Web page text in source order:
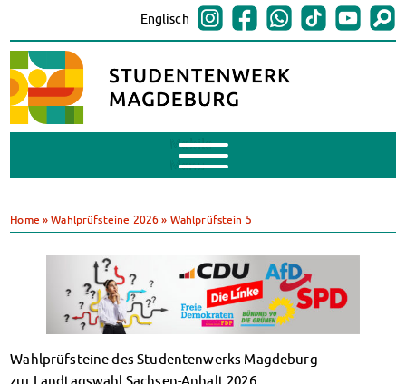
Englisch
Mobile
Menu
BAföG beantragen
BAföG-FAQs
Dokumente
BAföG-Sprechstunden
Kredite & Stipendien
AnsprechpartnerInnen
Heute in unseren Mensen
Home »Wahlprüfsteine 2026 » Wahlprüfstein 5
Wahlprüfsteine des Studentenwerks Magdeburg
zur Landtagswahl Sachsen-Anhalt 2026